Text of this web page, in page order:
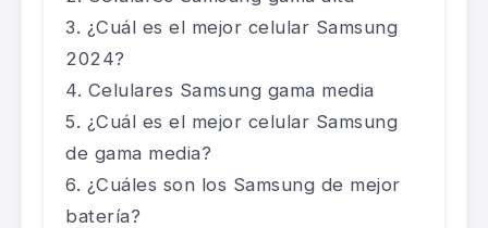
¿Cuál es el mejor celular Samsung
2024?
Celulares Samsung gama media
¿Cuál es el mejor celular Samsung
de gama media?
¿Cuáles son los Samsung de mejor
batería?